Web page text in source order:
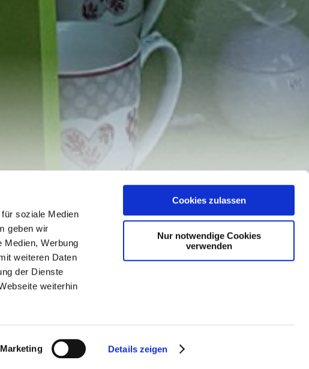
soziale Medien
geben wir
Medien, Werbung
weiteren Daten
der Dienste
weiterhin
Marketing Details zeigen
Cookies zulassen
Nur notwendige Cookies
verwenden